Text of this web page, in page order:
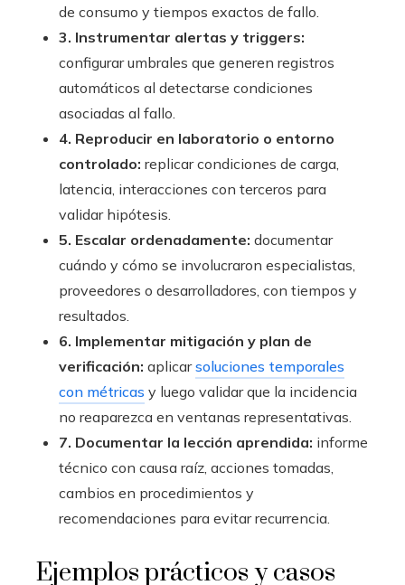
de consumo y tiempos exactos de fallo.
3. Instrumentar alertas y triggers:
configurar umbrales que generen registros
automáticos al detectarse condiciones
asociadas al fallo.
4. Reproducir en laboratorio o entorno
controlado: replicar condiciones de carga,
latencia, interacciones con terceros para
validar hipótesis.
5. Escalar ordenadamente: documentar
cuándo y cómo se involucraron especialistas,
proveedores o desarrolladores, con tiempos y
resultados.
6. Implementar mitigación y plan de
verificación: aplicarsoluciones temporales
con métricas y luego validar que la incidencia
no reaparezca en ventanas representativas.
7. Documentar la lección aprendida: informe
técnico con causa raíz, acciones tomadas,
cambios en procedimientos y
recomendaciones para evitar recurrencia.
Ejemplos prácticos y casos